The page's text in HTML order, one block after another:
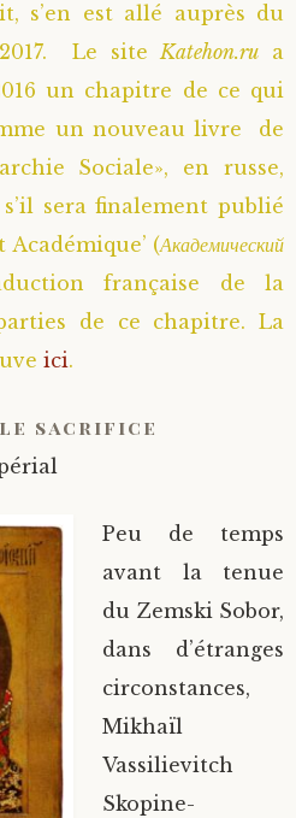
s’en est allé auprès du
Le siteKatehon.ru a
un chapitre de ce qui
un nouveau livre de
Sociale», en russe,
sera finalement publié
Académique’ (Академический
française de la
de ce chapitre. La
ici.
le sacrifice
Peu de temps
avant la tenue
du Zemski Sobor,
dans d’étranges
circonstances,
Mikhaïl
Vassilievitch
Skopine-